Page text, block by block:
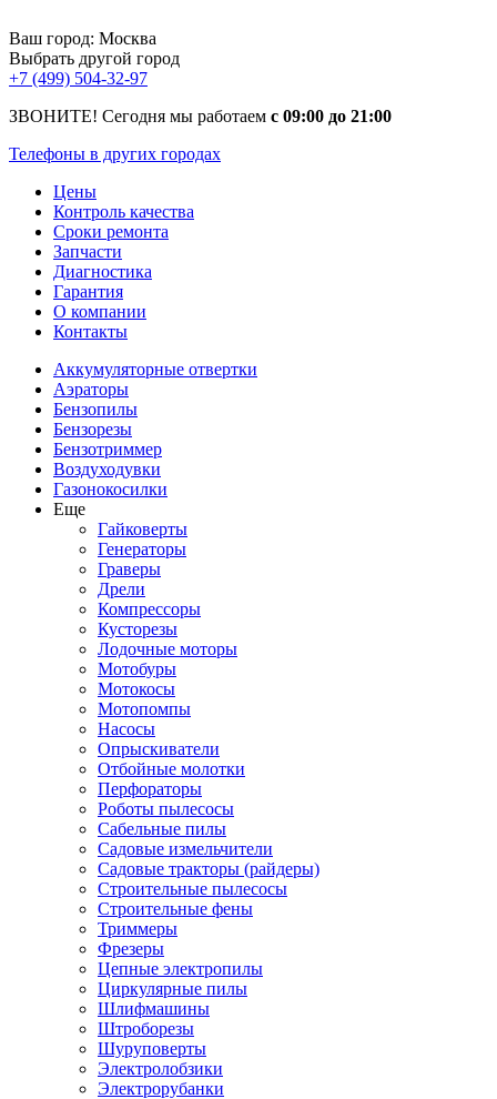
Ваш город: Москва
Выбрать другой город
+7 (499) 504-32-97
ЗВОНИТЕ! Сегодня мы работаем с 09:00 до 21:00
Телефоны в других городах
Цены
Контроль качества
Сроки ремонта
Запчасти
Диагностика
Гарантия
О компании
Контакты
Аккумуляторные отвертки
Аэраторы
Бензопилы
Бензорезы
Бензотриммер
Воздуходувки
Газонокосилки
Еще
Гайковерты
Генераторы
Граверы
Дрели
Компрессоры
Кусторезы
Лодочные моторы
Мотобуры
Мотокосы
Мотопомпы
Насосы
Опрыскиватели
Отбойные молотки
Перфораторы
Роботы пылесосы
Сабельные пилы
Садовые измельчители
Садовые тракторы (райдеры)
Строительные пылесосы
Строительные фены
Триммеры
Фрезеры
Цепные электропилы
Циркулярные пилы
Шлифмашины
Штроборезы
Шуруповерты
Электролобзики
Электрорубанки